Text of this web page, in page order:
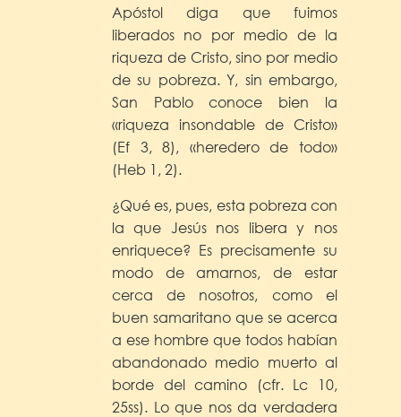
Apóstol diga que fuimos
liberados no por medio de la
riqueza de Cristo, sino por medio
de su pobreza. Y, sin embargo,
San Pablo conoce bien la
«riqueza insondable de Cristo»
(Ef 3, 8), «heredero de todo»
(Heb 1, 2).
¿Qué es, pues, esta pobreza con
la que Jesús nos libera y nos
enriquece? Es precisamente su
modo de amarnos, de estar
cerca de nosotros, como el
buen samaritano que se acerca
a ese hombre que todos habían
abandonado medio muerto al
borde del camino (cfr. Lc 10,
25ss). Lo que nos da verdadera